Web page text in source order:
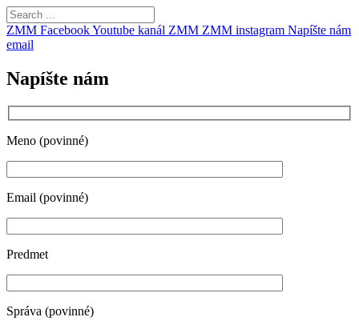
ZMM FacebookYoutube kanál ZMM ZMM instagram Napíšte nám
email
Napíšte nám
Meno (povinné)
Email (povinné)
Predmet
Správa (povinné)